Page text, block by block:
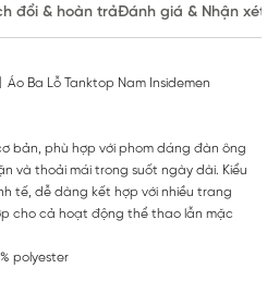
đổi & hoàn trảĐánh giá & Nhận xét
Áo Ba Lỗ Tanktop Nam Insidemen
bản, phù hợp với phom dáng đàn ông
và thoải mái trong suốt ngày dài. Kiểu
tế, dễ dàng kết hợp với nhiều trang
cho cả hoạt động thể thao lẫn mặc
polyester